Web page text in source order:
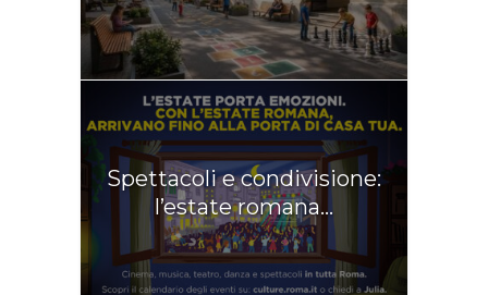
Spettacoli e condivisione:
l’estate romana...